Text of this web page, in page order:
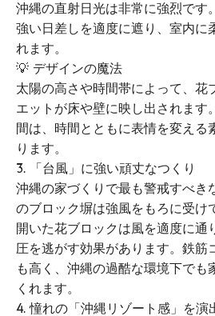
沖縄の直射日光は非常に強烈です
強い日差しを適度に遮り、室内に
れます。
💡 デザインの魔法
太陽の高さや時間帯によって、花
エットが床や壁に映し出されます
間は、時間とともに表情を変える
ります。
3. 「台風」に強い頑丈なつくり
沖縄の家づくりで最も警戒すべき
のブロック塀は強風をもろに受け
開いた花ブロックは風を適度に通
圧を逃がす効果があります。鉄筋
も高く、沖縄の過酷な環境下でも
くれます。
4. 憧れの「沖縄リゾート感」を演